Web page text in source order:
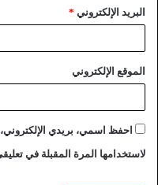
البريد الإلكتروني *
الموقع الإلكتروني
احفظ اسمي، بريدي
لاستخدامها المرة المقبلة في